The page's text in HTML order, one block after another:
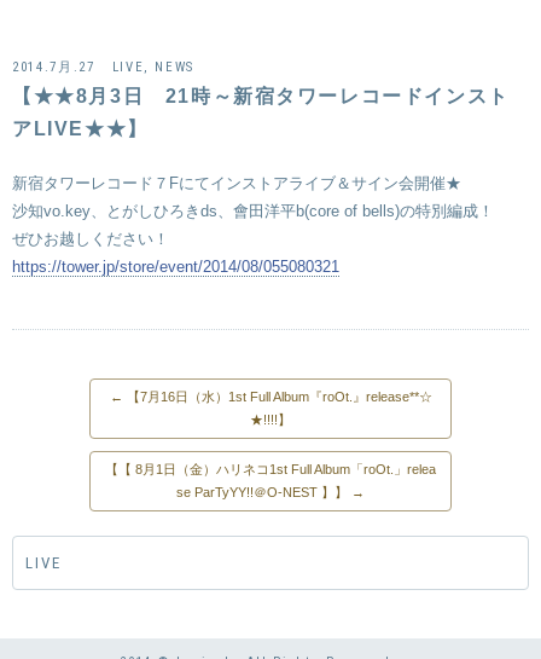
2014.7月.27 LIVE, NEWS
【★★8月3日 21時～新宿タワーレコードインスト
アLIVE★★】
新宿タワーレコード７Fにてインストアライブ＆サイン会開催★
沙知vo.key、とがしひろきds、會田洋平b(core of bells)の特別編成！
ぜひお越しください！
https://tower.jp/store/event/2014/08/055080321
←
【7月16日（水）1st Full Album『roOt.』release**☆
★!!!!】
【【 8月1日（金）ハリネコ1st Full Album「roOt.」relea
se ParTyYY!!＠O-NEST 】】
→
LIVE